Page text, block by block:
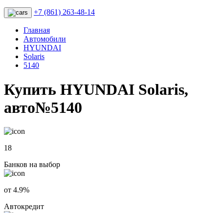
+7 (861) 263-48-14
Главная
Автомобили
HYUNDAI
Solaris
5140
Купить HYUNDAI Solaris,
авто№5140
18
Банков на выбор
от 4.9%
Автокредит